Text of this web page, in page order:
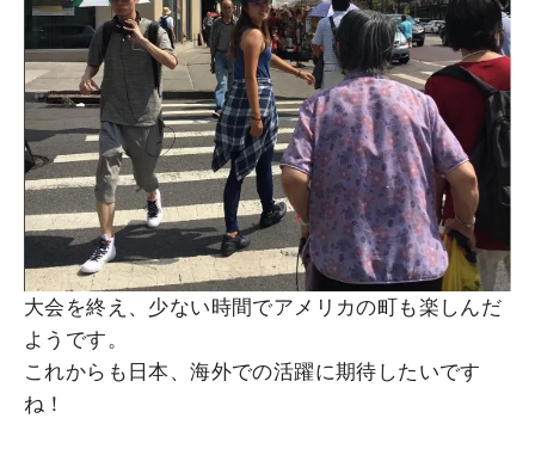
大会を終え、少ない時間でアメリカの町も楽しんだ
ようです。
これからも日本、海外での活躍に期待したいです
ね！